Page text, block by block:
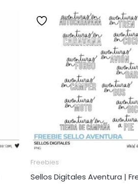
Freebies
Sellos Digitales Aventura |